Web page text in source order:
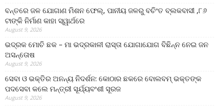
ବନ୍ତରେ ଜଳ ଯୋଗାଣ ମିଶନ ଫେଲ୍‌, ପାନୀୟ ଜଳରୁ ବଚିଂତ ବ୍ଲକବାସୀ ,୮୬
ଟାଙ୍କି ନିର୍ମାଣ କାହା ସ୍ୱାର୍ଥରେ
August 9, 2026
ଭଦ୍ରକ ମୋଚି ଛକ – ମା ଭଦ୍ରକାଳୀ ରାସ୍ତା ଯୋଗାଯୋଗ ବିଛିନ୍ନ ନେଇ ଜନ
ଅସନ୍ତୋଷ
August 9, 2026
ସେବା ଓ ଭକ୍ତିର ଅନନ୍ୟ ନିଦର୍ଶନ: କୋଠାର ଛକରେ ବୋଲବମ୍ ଭକ୍ତଙ୍କ
ପଦସେବା କଲେ ମନ୍ତ୍ରୀ ସୂର୍ଯ୍ୟବଂଶୀ ସୂରଜ
August 9, 2026